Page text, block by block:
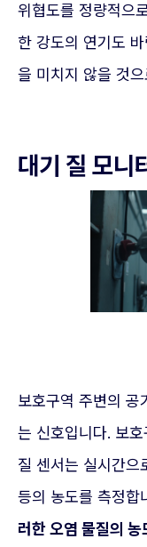
위협도를 정량적으
한 강도의 연기도
을 미치지 않을 것
대기 질 모니
보호구역 주변의 공
는 신호입니다. 보
질 센서는 실시간으
등의 농도를 측정합
러한 오염 물질의